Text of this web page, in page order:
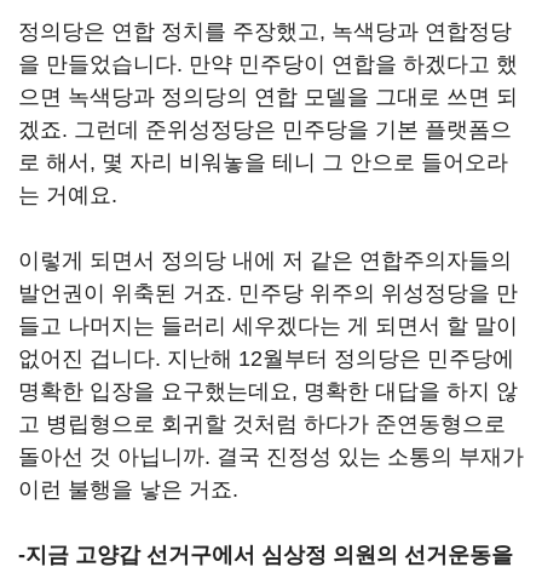
정의당은 연합 정치를 주장했고, 녹색당과 연합정당
을 만들었습니다. 만약 민주당이 연합을 하겠다고 했
으면 녹색당과 정의당의 연합 모델을 그대로 쓰면 되
겠죠. 그런데 준위성정당은 민주당을 기본 플랫폼으
로 해서, 몇 자리 비워놓을 테니 그 안으로 들어오라
는 거예요.
이렇게 되면서 정의당 내에 저 같은 연합주의자들의
발언권이 위축된 거죠. 민주당 위주의 위성정당을 만
들고 나머지는 들러리 세우겠다는 게 되면서 할 말이
없어진 겁니다. 지난해 12월부터 정의당은 민주당에
명확한 입장을 요구했는데요, 명확한 대답을 하지 않
고 병립형으로 회귀할 것처럼 하다가 준연동형으로
돌아선 것 아닙니까. 결국 진정성 있는 소통의 부재가
이런 불행을 낳은 거죠.
-지금 고양갑 선거구에서 심상정 의원의 선거운동을